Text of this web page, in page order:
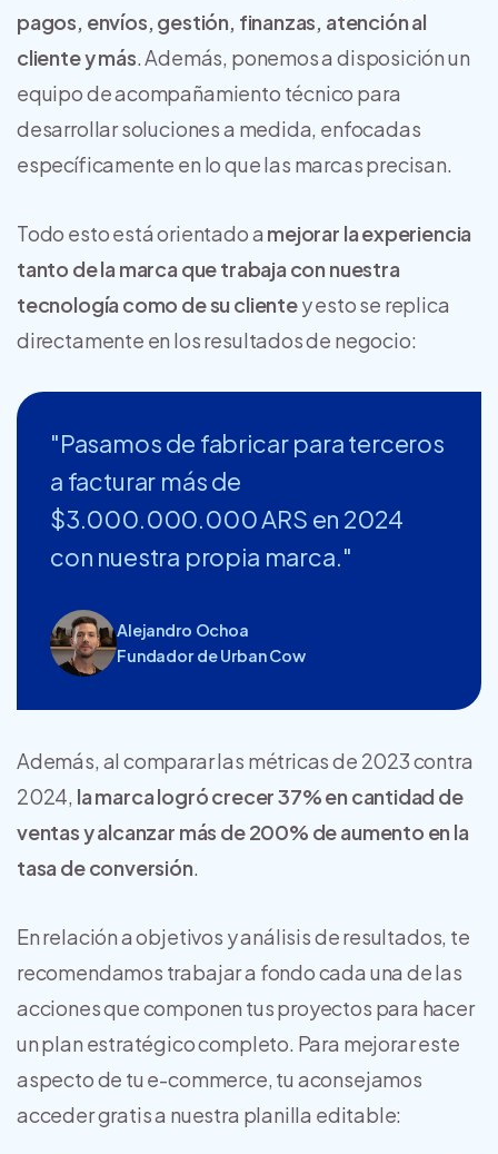
pagos, envíos, gestión, finanzas, atención al
cliente y más. Además, ponemos a disposición un
equipo de acompañamiento técnico para
desarrollar soluciones a medida, enfocadas
específicamente en lo que las marcas precisan.
Todo esto está orientado a mejorar la experiencia
tanto de la marca que trabaja con nuestra
tecnología como de su clientey esto se replica
directamente en los resultados de negocio:
"Pasamos de fabricar para terceros
a facturar más de
$3.000.000.000 ARS en 2024
con nuestra propia marca."
Alejandro Ochoa
Fundador de Urban Cow
Además, al comparar las métricas de 2023 contra
2024, la marca logró crecer 37% en cantidad de
ventas y alcanzar más de 200% de aumento en la
tasa de conversión.
En relación a objetivos y análisis de resultados, te
recomendamos trabajar a fondo cada una de las
acciones que componen tus proyectos para hacer
un plan estratégico completo. Para mejorar este
aspecto de tu e-commerce, tu aconsejamos
acceder gratis a nuestra planilla editable: